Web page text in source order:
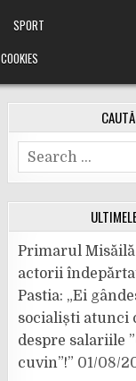
SPORT
COOKIES
Search
for:
Primarul
actorii
Pastia: „Ei
socialiști atunci
despre salariile
cuvin”!” 01/08/